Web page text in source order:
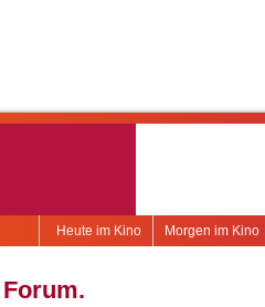
Morgen im Kino
Heute im Kino
Forum.